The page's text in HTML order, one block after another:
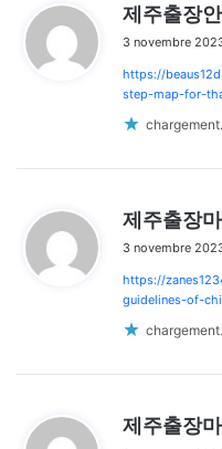
제주출장
3 novembre
https://
step-map-for-
제주출장
3 novembre
https://
guidelines-of-
제주출장